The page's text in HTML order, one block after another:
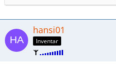
hansi01
Inventar